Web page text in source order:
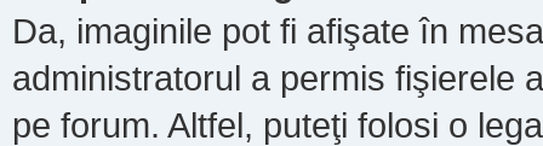
Da, imaginile pot fi afişate în
administratorul a permis fişierele
pe forum. Altfel, puteţi folosi o